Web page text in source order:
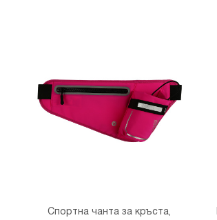
Спортна чанта за кръста,